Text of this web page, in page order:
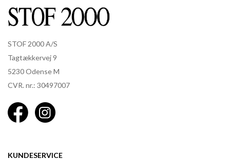
STOF 2000 A/S
Tagtækkervej 9
5230 Odense M
CVR. nr.: 30497007
KUNDESERVICE